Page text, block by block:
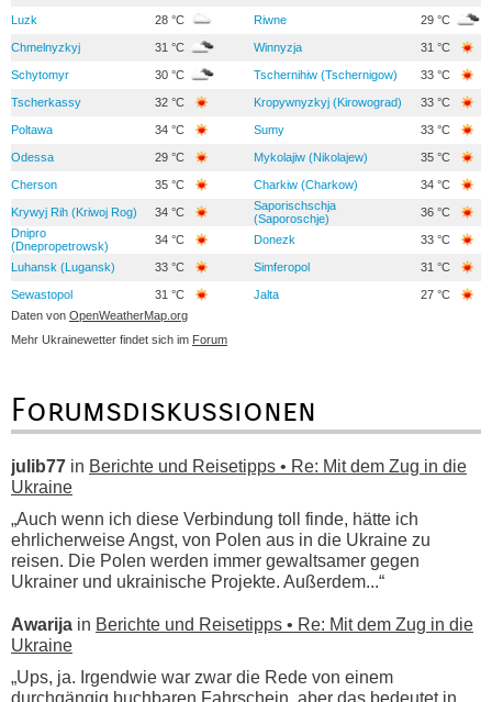
Luzk 28 °C Riwne 29 °C
Chmelnyzkyj 31 °C Winnyzja 31 °C
Schytomyr 30 °C Tschernihiw (Tschernigow) 33 °C
Tscherkassy 32 °C Kropywnyzkyj (Kirowograd) 33 °C
Poltawa 34 °C Sumy 33 °C
Odessa 29 °C Mykolajiw (Nikolajew) 35 °C
Cherson 35 °C Charkiw (Charkow) 34 °C
Krywyj Rih (Kriwoj Rog) 34 °C
Saporischschja
(Saporoschje)
36 °C
Dnipro
(Dnepropetrowsk)
34 °C Donezk 33 °C
Luhansk (Lugansk) 33 °C Simferopol 31 °C
Sewastopol 31 °C Jalta
27 °C
Daten von OpenWeatherMap.org
Mehr Ukrainewetter findet sich im Forum
Forumsdiskussionen
julib77 in Berichte und Reisetipps • Re: Mit dem Zug in die
Ukraine
„Auch wenn ich diese Verbindung toll finde, hätte ich
ehrlicherweise Angst, von Polen aus in die Ukraine zu
reisen. Die Polen werden immer gewaltsamer gegen
Ukrainer und ukrainische Projekte. Außerdem...“
Awarija in Berichte und Reisetipps • Re: Mit dem Zug in die
Ukraine
„Ups, ja. Irgendwie war zwar die Rede von einem
durchgängig buchbaren Fahrschein, aber das bedeutet in